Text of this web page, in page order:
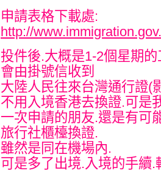
申請表格下載處:
http://
投件後.大概是1-2個星期的
會由掛號信收到
大陸人民往來台灣通行證(
不用入境香港去換證.可是
一次申請的朋友.還是有可
旅行社櫃檯換證.
雖然是同在機場內.
可是多了出境.入境的手續